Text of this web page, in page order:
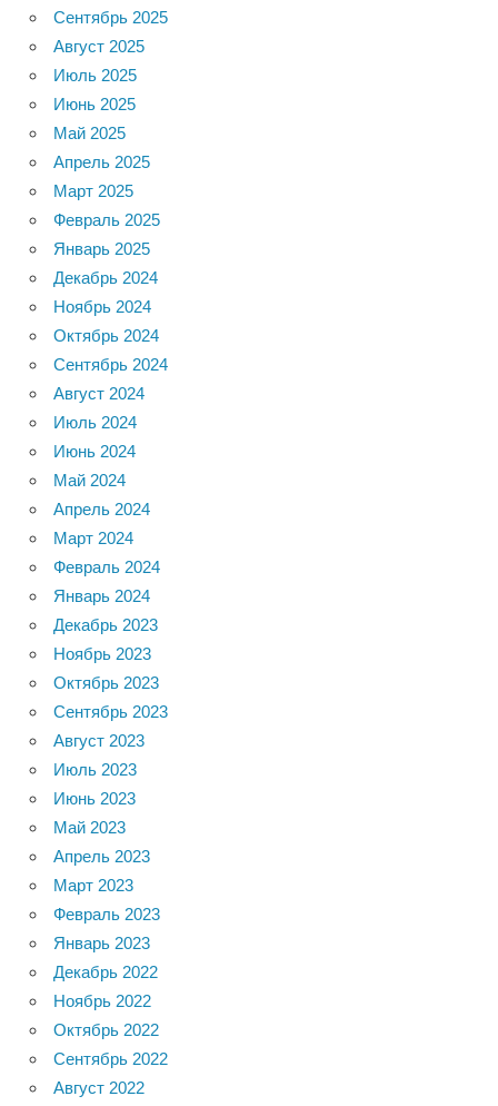
Сентябрь 2025
Август 2025
Июль 2025
Июнь 2025
Май 2025
Апрель 2025
Март 2025
Февраль 2025
Январь 2025
Декабрь 2024
Ноябрь 2024
Октябрь 2024
Сентябрь 2024
Август 2024
Июль 2024
Июнь 2024
Май 2024
Апрель 2024
Март 2024
Февраль 2024
Январь 2024
Декабрь 2023
Ноябрь 2023
Октябрь 2023
Сентябрь 2023
Август 2023
Июль 2023
Июнь 2023
Май 2023
Апрель 2023
Март 2023
Февраль 2023
Январь 2023
Декабрь 2022
Ноябрь 2022
Октябрь 2022
Сентябрь 2022
Август 2022